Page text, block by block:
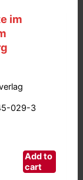
im
029-3
Add to
cart